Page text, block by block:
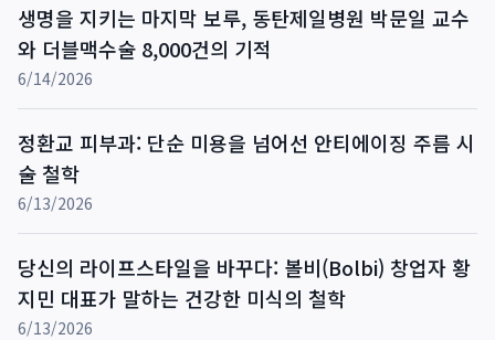
생명을 지키는 마지막 보루, 동탄제일병원 박문일 교수
와 더블맥수술 8,000건의 기적
6/14/2026
정환교 피부과: 단순 미용을 넘어선 안티에이징 주름 시
술 철학
6/13/2026
당신의 라이프스타일을 바꾸다: 볼비(Bolbi) 창업자 황
지민 대표가 말하는 건강한 미식의 철학
6/13/2026